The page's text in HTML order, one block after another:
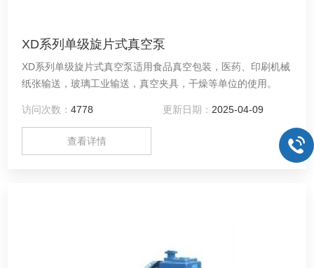
XD系列单级旋片式真空泵
XD系列单级旋片式真空泵适用食品真空包装，医药、印刷机械
纸张输送，玻璃工业输送，真空夹具，干燥等单位的使用。
访问次数：4778 更新日期： 2025-04-09
查看详情